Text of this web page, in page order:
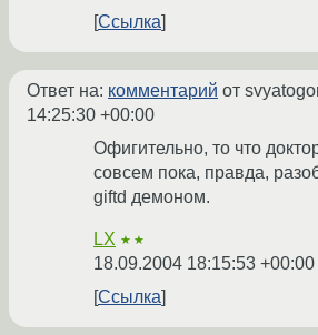
Ссылка
Ответ на: комментарий от
14:25:30 +00:00
Офигительно, то что
совсем пока, правда,
giftd демоном.
LX ★★
18.09.2004 18:15:53 +00:00
Ссылка